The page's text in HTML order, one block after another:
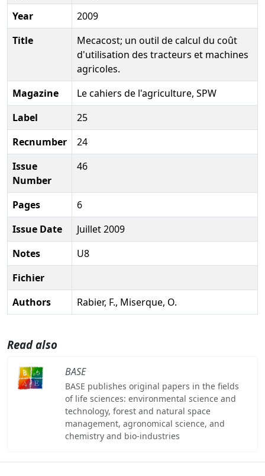
Year
2009
Title
Mecacost; un outil de calcul du coût
d'utilisation des tracteurs et machines
agricoles.
Magazine
Le cahiers de l'agriculture, SPW
Label
25
Recnumber
24
Issue
Number
46
Pages
6
Issue Date
Juillet 2009
Notes
U8
Fichier
Authors
Rabier, F., Miserque, O.
Read also
BASE
BASE publishes original papers in the fields
of life sciences: environmental science and
technology, forest and natural space
management, agronomical science, and
chemistry and bio-industries